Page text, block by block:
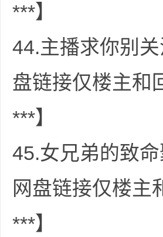
***】
44.主播求你别
盘链接仅楼主和
***】
45.女兄弟的致
网盘链接仅楼主
***】